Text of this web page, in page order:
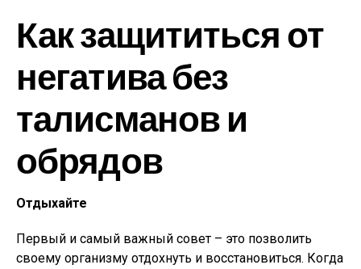
Как защититься от
негатива без
талисманов и
обрядов
Отдыхайте
Первый и самый важный совет – это позволить
своему организму отдохнуть и восстановиться. Когда